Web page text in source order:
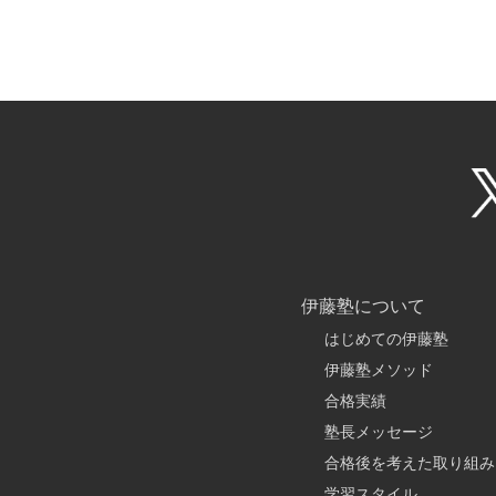
伊藤塾について
はじめての伊藤塾
伊藤塾メソッド
合格実績
塾長メッセージ
合格後を考えた取り組み